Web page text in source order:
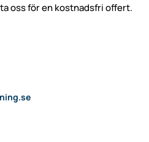
oss för en kostnadsfri offert.